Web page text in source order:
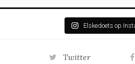
Elskedoets op
Twitter